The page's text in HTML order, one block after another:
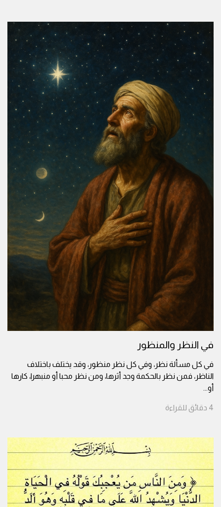
في النظر والمنظور
في كل مسألة نظر، وفي كل نظر منظور، وقد يختلف باختلاف
الناظر، فمن نظر بالحكمة وجد أثرها، ومن نظر محبا أو منبهرا، كارها
أو...
4 دقائق للقراءة